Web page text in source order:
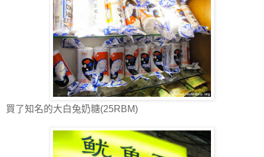
買了知名的大白兔奶糖(25RBM)